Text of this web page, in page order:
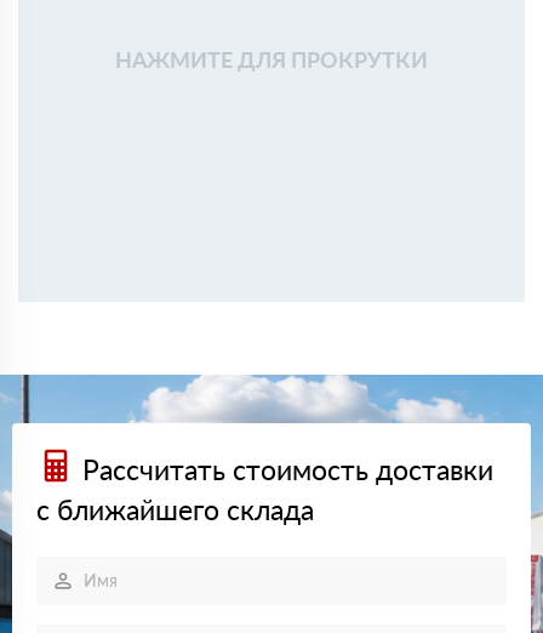
НАЖМИТЕ ДЛЯ ПРОКРУТКИ
Рассчитать стоимость доставки
с ближайшего склада